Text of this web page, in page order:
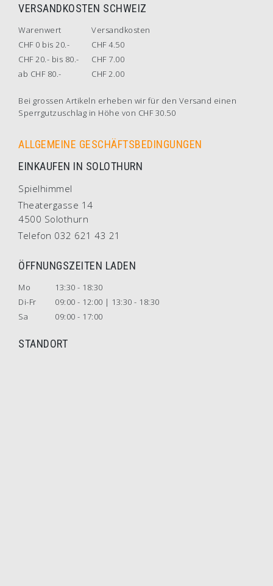
VERSANDKOSTEN SCHWEIZ
Warenwert
Versandkosten
CHF 0 bis 20.-
CHF 4.50
CHF 20.- bis 80.-
CHF 7.00
ab CHF 80.-
CHF 2.00
Bei grossen Artikeln erheben wir für den Versand einen
Sperrgutzuschlag in Höhe von CHF 30.50
ALLGEMEINE GESCHÄFTSBEDINGUNGEN
EINKAUFEN IN SOLOTHURN
Spielhimmel
Theatergasse 14
4500 Solothurn
Telefon 032 621 43 21
ÖFFNUNGSZEITEN LADEN
Mo
13:30 - 18:30
Di-Fr
09:00 - 12:00 | 13:30 - 18:30
Sa
09:00 - 17:00
STANDORT